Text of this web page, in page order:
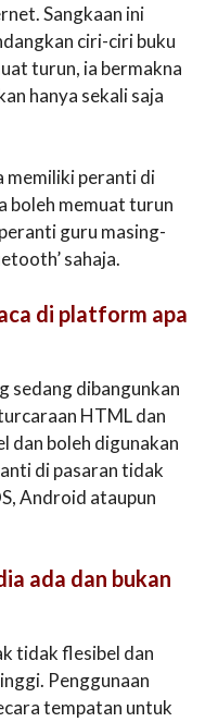
Sangkaan ini
ciri-ciri buku
turun, ia bermakna
hanya sekali saja
memiliki peranti di
boleh memuat turun
guru masing-
sahaja.
di platform apa
sedang dibangunkan
HTML dan
dan boleh digunakan
di pasaran tidak
Android ataupun
ada dan bukan
tidak flesibel dan
Penggunaan
tempatan untuk